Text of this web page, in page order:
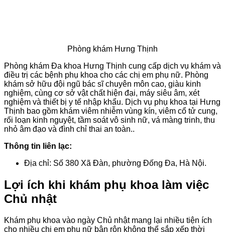
Phòng khám Hưng Thịnh
Phòng khám Đa khoa Hưng Thịnh cung cấp dịch vụ khám và
điều trị các bệnh phụ khoa cho các chị em phụ nữ. Phòng
khám sở hữu đội ngũ bác sĩ chuyên môn cao, giàu kinh
nghiệm, cùng cơ sở vật chất hiện đại, máy siêu âm, xét
nghiệm và thiết bị y tế nhập khẩu. Dịch vụ phụ khoa tại Hưng
Thịnh bao gồm khám viêm nhiễm vùng kín, viêm cổ tử cung,
rối loạn kinh nguyệt, tầm soát vô sinh nữ, vá màng trinh, thu
nhỏ âm đạo và đình chỉ thai an toàn..
Thông tin liên lạc:
Địa chỉ: Số 380 Xã Đàn, phường Đống Đa, Hà Nội.
Lợi ích khi khám phụ khoa làm việc
Chủ nhật
Khám phụ khoa vào ngày Chủ nhật mang lại nhiều tiện ích
cho nhiều chị em phụ nữ bận rộn không thể sắp xếp thời